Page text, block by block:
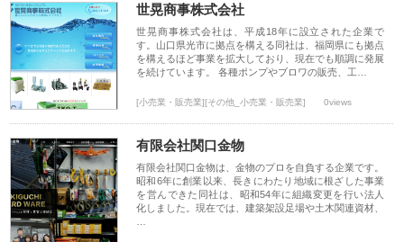
世晃商事株式会社
世晃商事株式会社は、平成18年に設立された企業で
す。山口県光市に拠点を構える同社は、福岡県にも拠点
を構えるほど事業を拡大しており、現在でも順調に発展
を続けています。 各種ポンプやブロワの販売、工…
[小売業・販売業][その他_小売業・販売業] 0views
有限会社関口金物
有限会社関口金物は、金物のプロを自負する企業です。
昭和6年に創業以来、長きにわたり地域に根ざした事業
を営んできた同社は、昭和54年に組織変更を行い法人
化しました。現在では、建築架設足場や土木関連資材、